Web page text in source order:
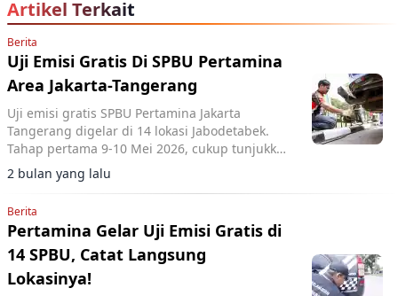
Artikel Terkait
Berita
Uji Emisi Gratis Di SPBU Pertamina
Area Jakarta-Tangerang
Uji emisi gratis SPBU Pertamina Jakarta
Tangerang digelar di 14 lokasi Jabodetabek.
Tahap pertama 9-10 Mei 2026, cukup tunjukkan
akun MyPertamina.
2 bulan yang lalu
Berita
Pertamina Gelar Uji Emisi Gratis di
14 SPBU, Catat Langsung
Lokasinya!